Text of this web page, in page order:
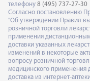
телефону 8 (495) 737-27-30
Согласно постановлению
"Об утверждении Правил
розничной торговли
применения
доставки указанных
изменений в некоторые
вопросу розничной
медицинского применения
доставка из интернет-